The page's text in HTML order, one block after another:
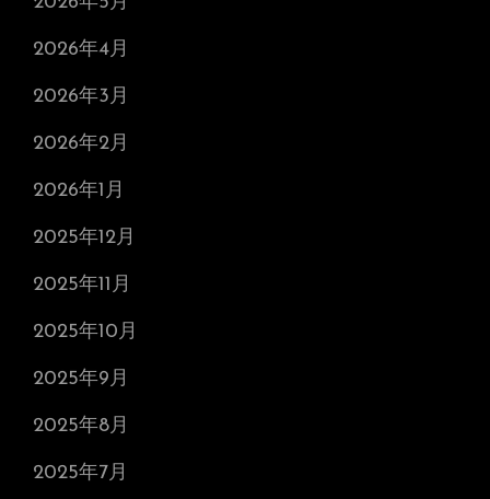
2026年4月
2026年3月
2026年2月
2026年1月
2025年12月
2025年11月
2025年10月
2025年9月
2025年8月
2025年7月